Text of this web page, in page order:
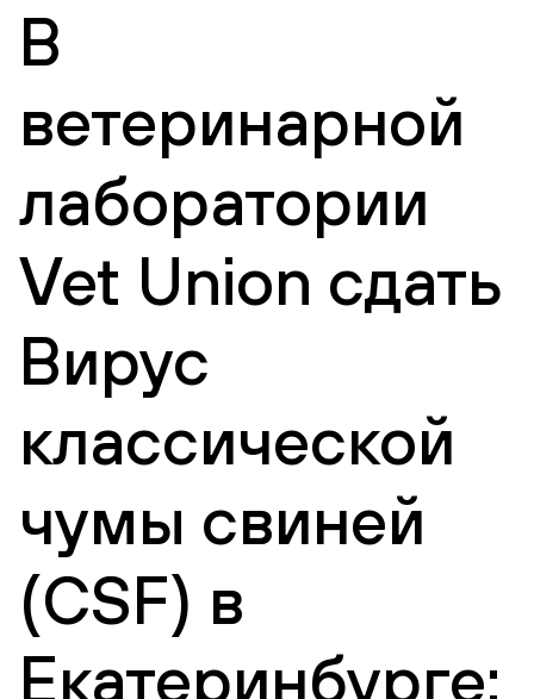
В
ветеринарной
лаборатории
Vet Union сдать
Вирус
классической
чумы свиней
(CSF) в
Екатеринбурге: